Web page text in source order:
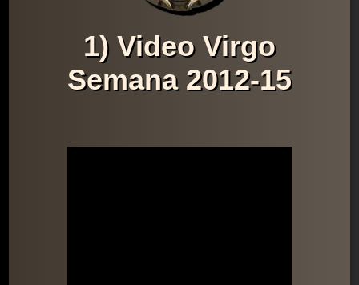
1) Video Virgo
Semana 2012-15